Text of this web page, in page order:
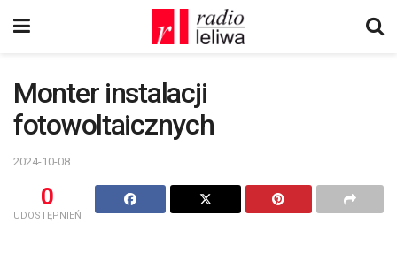
Monter instalacji
fotowoltaicznych
2024-10-08
0
UDOSTĘPNIEŃ